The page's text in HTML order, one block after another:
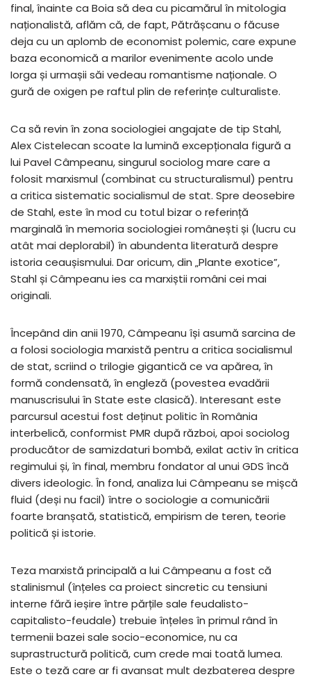
final, înainte ca Boia să dea cu picamărul în mitologia
naționalistă, aflăm că, de fapt, Pătrășcanu o făcuse
deja cu un aplomb de economist polemic, care expune
baza economică a marilor evenimente acolo unde
Iorga și urmașii săi vedeau romantisme naționale. O
gură de oxigen pe raftul plin de referințe culturaliste.
Ca să revin în zona sociologiei angajate de tip Stahl,
Alex Cistelecan scoate la lumină excepționala figură a
lui Pavel Câmpeanu, singurul sociolog mare care a
folosit marxismul (combinat cu structuralismul) pentru
a critica sistematic socialismul de stat. Spre deosebire
de Stahl, este în mod cu totul bizar o referință
marginală în memoria sociologiei românești și (lucru cu
atât mai deplorabil) în abundenta literatură despre
istoria ceaușismului. Dar oricum, din „Plante exotice”,
Stahl și Câmpeanu ies ca marxiștii români cei mai
originali.
Începând din anii 1970, Câmpeanu își asumă sarcina de
a folosi sociologia marxistă pentru a critica socialismul
de stat, scriind o trilogie gigantică ce va apărea, în
formă condensată, în engleză (povestea evadării
manuscrisului în State este clasică). Interesant este
parcursul acestui fost deținut politic în România
interbelică, conformist PMR după război, apoi sociolog
producător de samizdaturi bombă, exilat activ în critica
regimului și, în final, membru fondator al unui GDS încă
divers ideologic. În fond, analiza lui Câmpeanu se mișcă
fluid (deși nu facil) între o sociologie a comunicării
foarte branșată, statistică, empirism de teren, teorie
politică și istorie.
Teza marxistă principală a lui Câmpeanu a fost că
stalinismul (înțeles ca proiect sincretic cu tensiuni
interne fără ieșire între părțile sale feudalisto-
capitalisto-feudale) trebuie înțeles în primul rând în
termenii bazei sale socio-economice, nu ca
suprastructură politică, cum crede mai toată lumea.
Este o teză care ar fi avansat mult dezbaterea despre